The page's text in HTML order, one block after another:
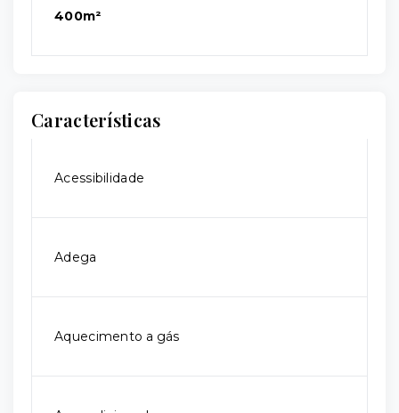
400m²
Características
Acessibilidade
Adega
Aquecimento a gás